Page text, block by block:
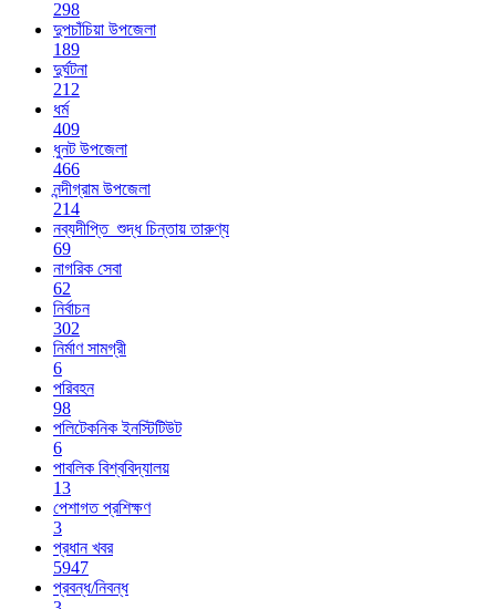
298
দুপচাঁচিয়া উপজেলা
189
দুর্ঘটনা
212
ধর্ম
409
ধুনট উপজেলা
466
নন্দীগ্রাম উপজেলা
214
নব্যদীপ্তি_শুদ্ধ চিন্তায় তারুণ্য
69
নাগরিক সেবা
62
নির্বাচন
302
নির্মাণ সামগ্রী
6
পরিবহন
98
পলিটেকনিক ইনস্টিটিউট
6
পাবলিক বিশ্ববিদ্যালয়
13
পেশাগত প্রশিক্ষণ
3
প্রধান খবর
5947
প্রবন্ধ/নিবন্ধ